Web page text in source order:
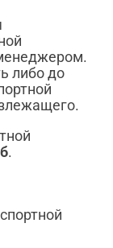
либо до
.